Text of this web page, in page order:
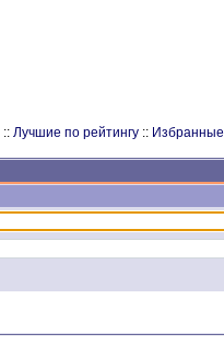
:: Лучшие по рейтингу:: Избранные